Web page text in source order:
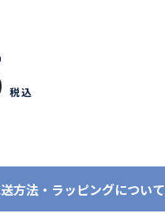
税込
方法・ラッピングについて